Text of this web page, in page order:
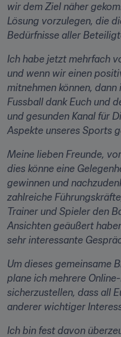
wir dem Ziel näher
Lösung vorzulegen, die
Bedürfnisse aller
Ich habe jetzt mehrfach
und wenn wir einen
mitnehmen können,
Fussball dank Euch und
und gesunden Kanal für
Aspekte unseres Sports
Meine lieben Freunde,
dies könne eine
gewinnen und
zahlreiche
Trainer und Spieler den
Ansichten geäußert
sehr interessante
Um dieses gemeinsame
plane ich mehrere
sicherzustellen, dass all
anderer wichtiger
Ich bin fest davon